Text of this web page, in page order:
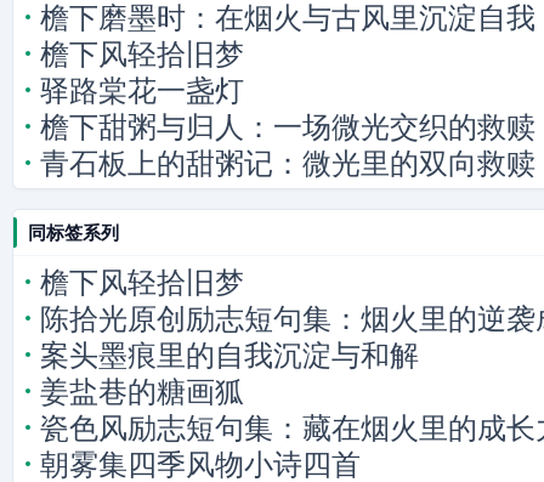
檐下磨墨时：在烟火与古风里沉淀自我
檐下风轻拾旧梦
驿路棠花一盏灯
檐下甜粥与归人：一场微光交织的救赎
青石板上的甜粥记：微光里的双向救赎
同标签系列
檐下风轻拾旧梦
陈拾光原创励志短句集：烟火里的逆
案头墨痕里的自我沉淀与和解
姜盐巷的糖画狐
瓷色风励志短句集：藏在烟火里的成长
朝雾集四季风物小诗四首